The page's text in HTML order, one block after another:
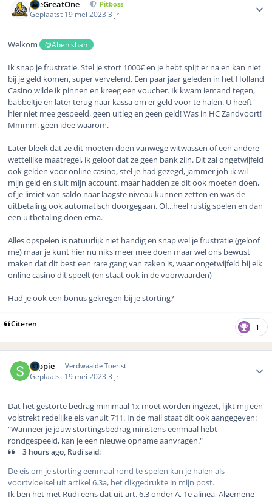
TheGreatOne Pitboss
Geplaatst 19 mei 20233 jr
Welkom @Aben shan
Ik snap je frustratie. Stel je stort 1000€ en je hebt spijt er na en kan niet
bij je geld komen, super vervelend. Een paar jaar geleden in het Holland
Casino wilde ik pinnen en kreeg een voucher. Ik kwam iemand tegen,
babbeltje en later terug naar kassa om er geld voor te halen. U heeft
hier niet mee gespeeld, geen uitleg en geen geld! Was in HC Zandvoort!
Mmmm. geen idee waarom.
Later bleek dat ze dit moeten doen vanwege witwassen of een andere
wettelijke maatregel, ik geloof dat ze geen bank zijn. Dit zal ongetwijfeld
ook gelden voor online casino, stel je had gezegd, jammer joh ik wil
mijn geld en sluit mijn account. maar hadden ze dit ook moeten doen,
of je limiet van saldo naar laagste niveau kunnen zetten en was de
uitbetaling ook automatisch doorgegaan. Of...heel rustig spelen en dan
een uitbetaling doen erna.
Alles opspelen is natuurlijk niet handig en snap wel je frustratie (geloof
me) maar je kunt hier nu niks meer mee doen maar wel ons bewust
maken dat dit best een rare gang van zaken is, waar ongetwijfeld bij elk
online casino dit speelt (en staat ook in de voorwaarden)
Had je ook een bonus gekregen bij je storting?
Citeren 1
soppie Verdwaalde Toerist
Geplaatst 19 mei 2023 3 jr
Dat het gestorte bedrag minimaal 1x moet worden ingezet, lijkt mij een
volstrekt redelijke eis vanuit 711. In de mail staat dit ook aangegeven:
"Wanneer je jouw stortingsbedrag minstens eenmaal hebt
rondgespeeld, kan je een nieuwe opname aanvragen."
3 hours ago, Rudi said:
De eis om je storting eenmaal rond te spelen kan je halen als
voortvloeisel uit artikel 6.3a, het dikgedrukte in mijn post.
Ik ben het met Rudi eens dat uit art. 6.3 onder A, 1e alinea, Algemene